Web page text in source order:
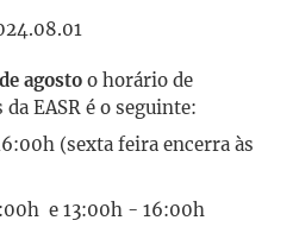
agosto o horário de
EASR é o seguinte:
(sexta feira encerra às
e 13:00h - 16:00h